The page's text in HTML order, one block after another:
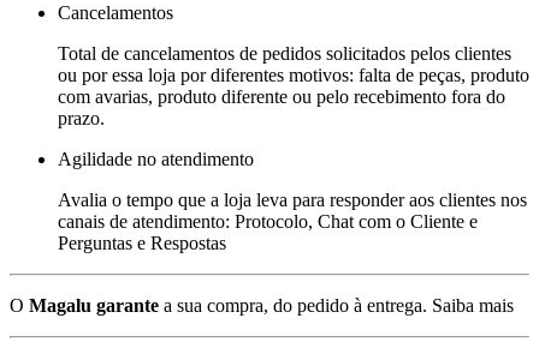
Cancelamentos
Total de cancelamentos de pedidos solicitados pelos clientes
ou por essa loja por diferentes motivos: falta de peças, produto
com avarias, produto diferente ou pelo recebimento fora do
prazo.
Agilidade no atendimento
Avalia o tempo que a loja leva para responder aos clientes nos
canais de atendimento: Protocolo, Chat com o Cliente e
Perguntas e Respostas
O Magalu garante a sua compra, do pedido à entrega. Saiba mais